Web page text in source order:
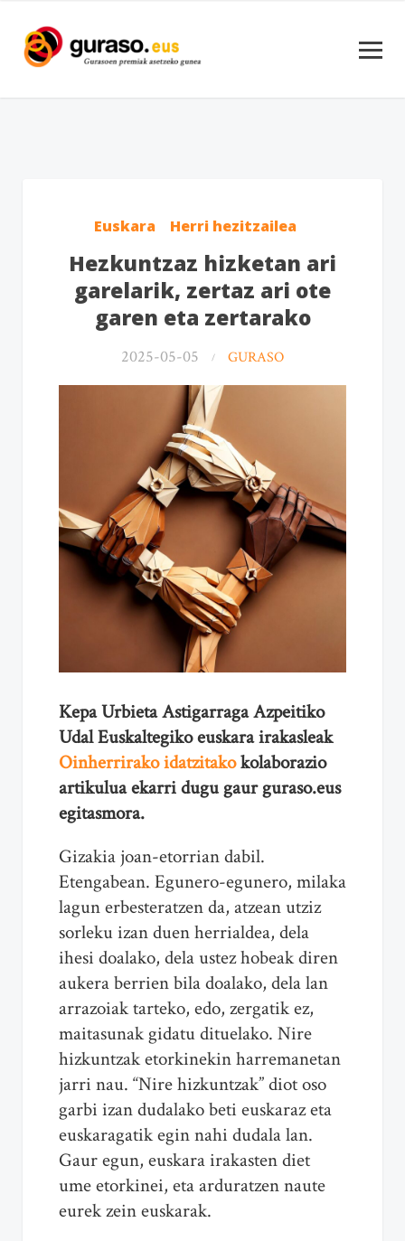
Euskara Herri hezitzailea
Hezkuntzaz hizketan ari
garelarik, zertaz ari ote
garen eta zertarako
2025-05-05 GURASO
Kepa Urbieta Astigarraga Azpeitiko
Udal Euskaltegiko euskara irakasleak
Oinherrirako idatzitakokolaborazio
artikulua ekarri dugu gaur guraso.eus
egitasmora.
Gizakia joan-etorrian dabil.
Etengabean. Egunero-egunero, milaka
lagun erbesteratzen da, atzean utziz
sorleku izan duen herrialdea, dela
ihesi doalako, dela ustez hobeak diren
aukera berrien bila doalako, dela lan
arrazoiak tarteko, edo, zergatik ez,
maitasunak gidatu dituelako. Nire
hizkuntzak etorkinekin harremanetan
jarri nau. “Nire hizkuntzak” diot oso
garbi izan dudalako beti euskaraz eta
euskaragatik egin nahi dudala lan.
Gaur egun, euskara irakasten diet
ume etorkinei, eta arduratzen naute
eurek zein euskarak.